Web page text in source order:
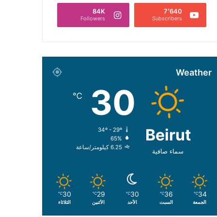
7٬640
Subscribers
84K
Followers
Weather
Beirut
سماء صافية
30
℃
34º - 29º
65%
6.25 كيلومتر/ساعة
34
℃
الجمعة
36
℃
السبت
30
℃
الأحد
29
℃
الأثنين
30
℃
الثلاثاء